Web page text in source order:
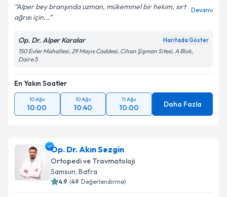
Alper bey branşında uzman, mükemmel bir hekim, sırt
ağrısı için...
Devamı
Op. Dr. Alper Karalar Haritada Göster
150 Evler Mahallesi, 29 Mayıs Caddesi, Cihan Şişman Sitesi, A Blok,
Daire 5
En Yakın Saatler
10 Ağu
10:00
10 Ağu
10:40
11 Ağu
10:00 Daha Fazla
Op. Dr. Akın Sezgin
Ortopedi ve Travmatoloji
Samsun, Bafra
4.9 (49 Değerlendirme)